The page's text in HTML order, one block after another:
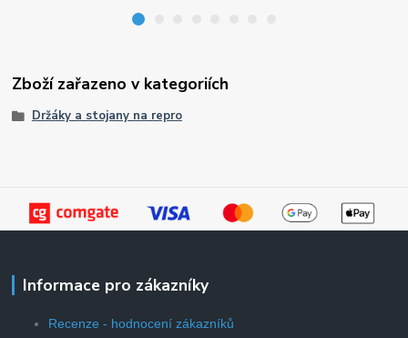
Zboží zařazeno v kategoriích
Držáky a stojany na repro
Informace pro zákazníky
Recenze - hodnocení zákazníků